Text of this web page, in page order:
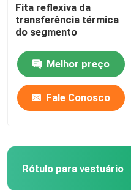
Fita reflexiva da
transferência térmica
do segmento
Melhor preço
Fale Conosco
Rótulo para vestuário